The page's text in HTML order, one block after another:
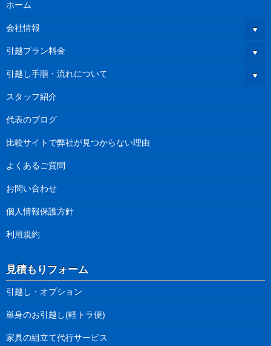
ホーム
会社情報
引越プラン料金
引越し手順・流れについて
スタッフ紹介
代表のブログ
比較サイトで弊社が見つからない理由
よくあるご質問
お問い合わせ
個人情報保護方針
利用規約
見積もりフォーム
引越し・オプション
単身のお引越し(軽トラ便)
家具の組立て代行サービス